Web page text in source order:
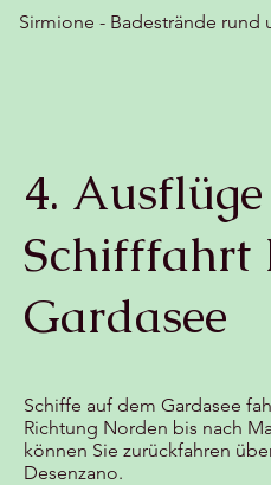
4.
Schifffahrt
Gardasee
Schiffe auf dem Gardasee
Richtung Norden bis nach
können Sie zurückfahren
Desenzano.
Sirmione - Badestrände rund